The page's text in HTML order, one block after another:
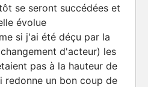
se seront succédées et
évolue
si j'ai été déçu par la
d'acteur) les
pas à la hauteur de
redonne un bon coup de